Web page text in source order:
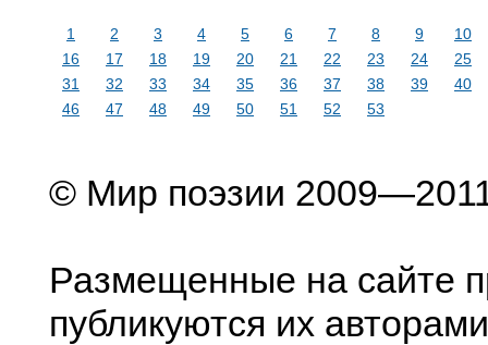
1 2 3 4 5 6 7 8 9
10
16
17 18 19 20 21 22 23 24
25
31
32 33 34 35 36 37 38 39
40
46
47 48 49 50 51 52 53
© Мир поэзии
Размещенные на сайте
публикуются их